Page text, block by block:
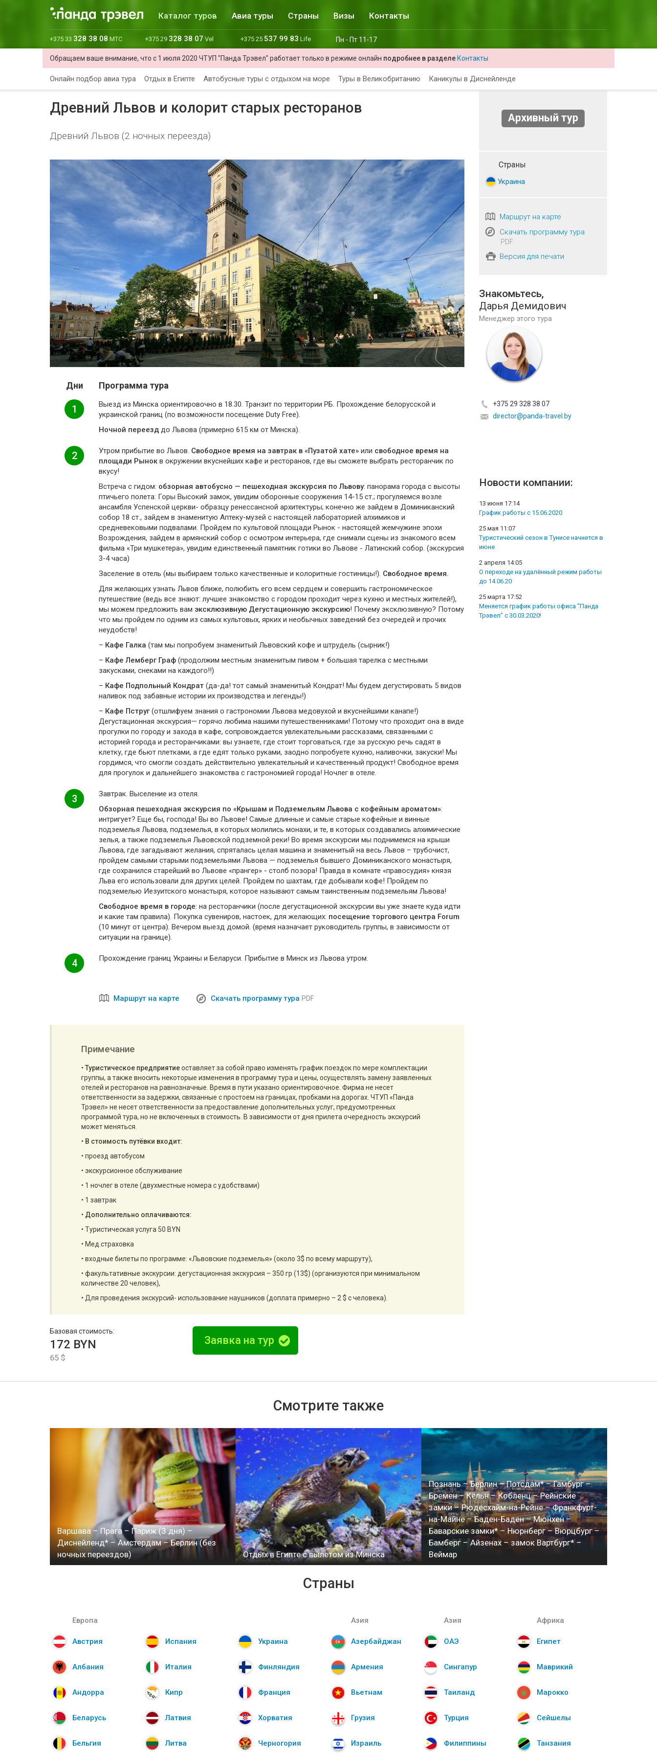
Каталог туров Авиа туры Страны Визы Контакты
+375 33 328 38 08 МТС +375 29 328 38 07 Vel +375 25 537 99 83 Life Пн - Пт 11-17
Обращаем ваше внимание, что с 1 июля 2020 ЧТУП "Панда Трэвел" работает только в режиме онлайн подробнее в разделе Контакты
Онлайн подбор авиа тура Отдых в Египте Автобусные туры с отдыхом на море Туры в Великобританию Каникулы в Диснейленде
Древний Львов и колорит старых ресторанов
Древний Львов (2 ночных переезда)
Дни Программа тура
1
Выезд из Минска ориентировочно в 18.30. Транзит по территории РБ. Прохождение белорусской и
украинской границ (по возможности посещение Duty Free).
Ночной переезд до Львова (примерно 615 км от Минска).
2 Утром прибытие во Львов. Свободное время на завтрак в «Пузатой хате» или свободное время на
площади Рынок в окружении вкуснейших кафе и ресторанов, где вы сможете выбрать ресторанчик по
вкусу!
Встреча с гидом: обзорная автобусно — пешеходная экскурсия по Львову: панорама города с высоты
птичьего полета: Горы Высокий замок, увидим оборонные сооружения 14-15 ст.; прогуляемся возле
ансамбля Успенской церкви- образцу ренессансной архитектуры; конечно же зайдем в Доминиканский
собор 18 ст., зайдем в знаменитую Аптеку-музей с настоящей лабораторией алхимиков и
средневековыми подвалами. Пройдем по культовой площади Рынок - настоящей жемчужине эпохи
Возрождения, зайдем в армянский собор с осмотром интерьера, где снимали сцены из знакомого всем
фильма «Три мушкетера», увидим единственный памятник готики во Львове - Латинский собор. (экскурсия
3-4 часа)
Заселение в отель (мы выбираем только качественные и колоритные гостиницы!). Свободное время.
Для желающих узнать Львов ближе, полюбить его всем сердцем и совершить гастрономическое
путешествие (ведь все знают: лучшее знакомство с городом проходит через кухню и местных жителей!),
мы можем предложить вам эксклюзивную Дегустационную экскурсию! Почему эксклюзивную? Потому
что мы пройдем по одним из самых культовых, ярких и необычных заведений без очередей и прочих
неудобств!
– Кафе Галка (там мы попробуем знаменитый Львовский кофе и штрудель (сырник!)
– Кафе Лемберг Граф (продолжим местным знаменитым пивом + большая тарелка с местными
закусками, снеками на каждого!!)
– Кафе Подпольный Кондрат (да-да! тот самый знаменитый Кондрат! Мы будем дегустировать 5 видов
наливок под забавные истории их производства и легенды!)
– Кафе Пструг(отшлифуем знания о гастрономии Львова медовухой и вкуснейшими канапе!)
Дегустационная экскурсия— горячо любима нашими путешественниками! Потому что проходит она в виде
прогулки по городу и захода в кафе, сопровождается увлекательными рассказами, связанными с
историей города и ресторанчиками: вы узнаете, где стоит торговаться, где за русскую речь садят в
клетку, где бьют плетками, а где едят только руками, заодно попробуете кухню, наливочки, закуски! Мы
гордимся, что смогли создать действительно увлекательный и качественный продукт! Свободное время
для прогулок и дальнейшего знакомства с гастрономией города! Ночлег в отеле.
3
Завтрак. Выселение из отеля.
Обзорная пешеходная экскурсия по «Крышам и Подземельям Львова с кофейным ароматом»:
интригует? Еще бы, господа! Вы во Львове! Самые длинные и самые старые кофейные и винные
подземелья Львова, подземелья, в которых молились монахи, и те, в которых создавались алхимические
зелья, а также подземелья Львовской подземной реки! Во время экскурсии мы поднимемся на крыши
Львова, где загадывают желания, спряталась целая машина и знаменитый на весь Львов – трубочист,
пройдем самыми старыми подземельями Львова — подземелья бывшего Доминиканского монастыря,
где сохранился старейший во Львове «прангер» - столб позора! Правда в комнате «правосудия» князя
Льва его использовали для других целей. Пройдем по шахтам, где добывали кофе! Пройдем по
подземелью Иезуитского монастыря, которое называют самым таинственным подземельям Львова!
Свободное время в городе: на ресторанчики (после дегустационной экскурсии вы уже знаете куда идти
и какие там правила). Покупка сувениров, настоек, для желающих: посещение торгового центра Forum
(10 минут от центра). Вечером выезд домой. (время назначает руководитель группы, в зависимости от
ситуации на границе).
4 Прохождение границ Украины и Беларуси. Прибытие в Минск из Львова утром.
Маршрут на карте Скачать программу тура PDF
Примечание
• Туристическое предприятиеоставляет за собой право изменять график поездок по мере комплектации
группы, а также вносить некоторые изменения в программу тура и цены, осуществлять замену заявленных
отелей и ресторанов на равнозначные. Время в пути указано ориентировочное. Фирма не несет
ответственности за задержки, связанные с простоем на границах, пробками на дорогах. ЧТУП «Панда
Трэвел» не несет ответственности за предоставление дополнительных услуг, предусмотренных
программой тура, но не включенных в стоимость. В зависимости от дня прилета очередность экскурсий
может меняться.
• В стоимость путёвки входит:
• проезд автобусом
• экскурсионное обслуживание
• 1 ночлег в отеле (двухместные номера с удобствами)
• 1 завтрак
• Дополнительно оплачиваются:
• Туристическая услуга 50 BYN
• Мед.страховка
• входные билеты по программе: «Львовские подземелья» (около 3$ по всему маршруту),
• факультативные экскурсии: дегустационная экскурсия – 350 гр (13$) (организуются при минимальном
количестве 20 человек),
• Для проведения экскурсий- использование наушников (доплата примерно – 2 $ с человека).
Базовая стоимость:
172 BYN
65 $
Заявка на тур
Архивный тур
Страны
Украина
Маршрут на карте
Скачать программу тура
PDF
Версия для печати
Знакомьтесь,
Дарья Демидович
Менеджер этого тура
+375 29 328 38 07
director@panda-travel.by
Новости компании:
13 июня 17:14
График работы с 15.06.2020
25 мая 11:07
Туристический сезон в Тунисе начнется в
июне
2 апреля 14:05
О переходе на удалённый режим работы
до 14.06.20
25 марта 17:52
Меняется график работы офиса "Панда
Трэвел" с 30.03.2020!
Смотрите также
Варшава – Прага – Париж (3 дня) –
Диснейленд* – Амстердам – Берлин (без
ночных переездов)
Отдых в Египте с вылетом из Минска
Познань – Берлин – Потсдам* – Гамбург –
Бремен – Кёльн – Кобленц – Рейнские
замки – Рюдесхайм-на-Рейне – Франкфурт-
на-Майне – Баден-Баден – Мюнхен –
Баварские замки* – Нюрнберг – Вюрцбург –
Бамберг – Айзенах – замок Вартбург* –
Веймар
Страны
Европа
Австрия
Албания
Андорра
Беларусь
Бельгия
Испания
Италия
Кипр
Латвия
Литва
Украина
Финляндия
Франция
Хорватия
Черногория
Азия
Азербайджан
Армения
Вьетнам
Грузия
Израиль
Азия
ОАЭ
Сингапур
Таиланд
Турция
Филиппины
Африка
Египет
Маврикий
Марокко
Сейшелы
Танзания